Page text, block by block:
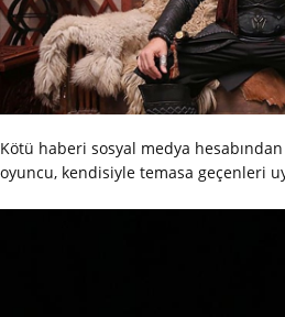
Kötü haberi sosyal medya
oyuncu, kendisiyle temasa geçenleri